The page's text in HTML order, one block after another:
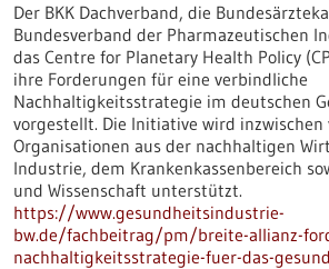
Der BKK Dachverband, die
Bundesverband der Pharmazeutischen
das Centre for Planetary Health Policy
ihre Forderungen für eine verbindliche
Nachhaltigkeitsstrategie im deutschen
vorgestellt. Die Initiative wird inzwischen
Organisationen aus der nachhaltigen
Industrie, dem Krankenkassenbereich
und Wissenschaft unterstützt.
https://www.gesundheitsindustrie-
bw.de/fachbeitrag/pm/breite-allianz-
nachhaltigkeitsstrategie-fuer-das-